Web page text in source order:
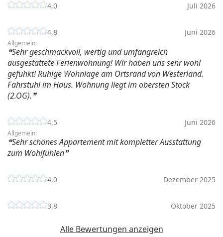
4,0 Juli 2026
4,8 Juni 2026
Allgemein:
Sehr geschmackvoll, wertig und umfangreich
ausgestattete Ferienwohnung! Wir haben uns sehr wohl
gefühkt! Ruhige Wohnlage am Ortsrand von Westerland.
Fahrstuhl im Haus. Wohnung liegt im obersten Stock
(2.OG).
4,5 Juni 2026
Allgemein:
Sehr schönes Appartement mit kompletter Ausstattung
zum Wohlfühlen
4,0 Dezember 2025
3,8 Oktober 2025
Alle Bewertungen anzeigen